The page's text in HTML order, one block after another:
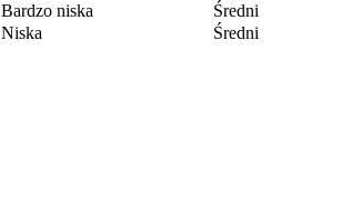
Bardzo niska
Średni
Niska Średni